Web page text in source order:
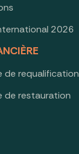
2026
de requalification
de restauration